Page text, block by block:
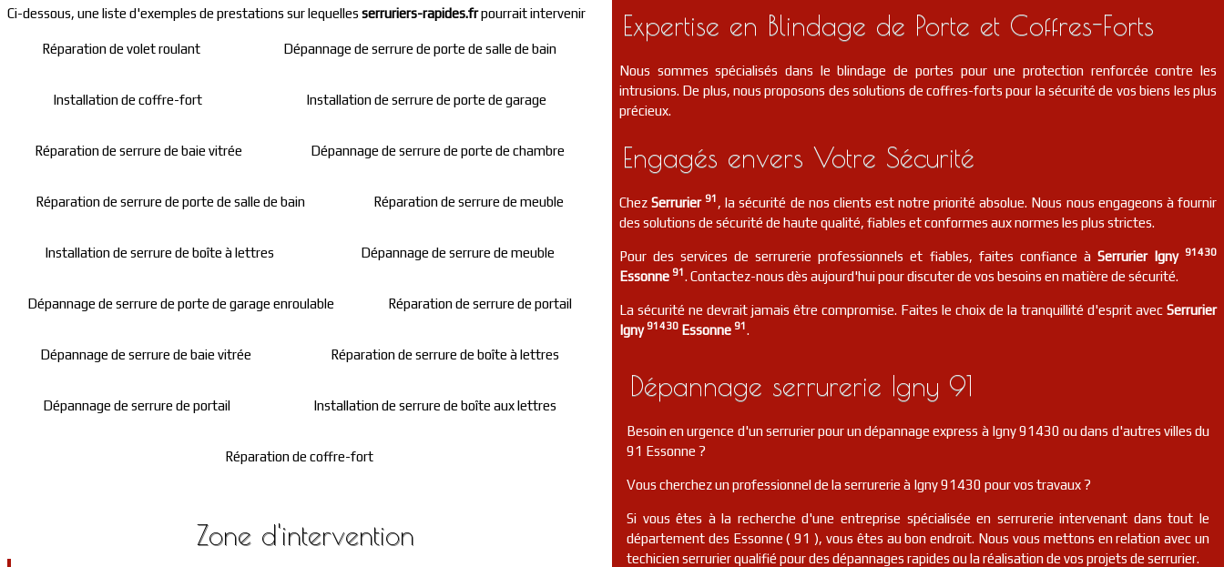
Ci-dessous, une liste d'exemples de prestations sur lequelles serruriers-rapides.frpourrait intervenir
Réparation de volet roulant Dépannage de serrure de porte de salle de bain
Installation de coffre-fort Installation de serrure de porte de garage
Réparation de serrure de baie vitrée Dépannage de serrure de porte de chambre
Réparation de serrure de porte de salle de bain Réparation de serrure de meuble
Installation de serrure de boîte à lettres Dépannage de serrure de meuble
Dépannage de serrure de porte de garage enroulable Réparation de serrure de portail
Dépannage de serrure de baie vitrée Réparation de serrure de boîte à lettres
Dépannage de serrure de portail Installation de serrure de boîte aux lettres
Réparation de coffre-fort
Zone d'intervention
Expertise en Blindage de Porte et Coffres-Forts
Nous sommes spécialisés dans le blindage de portes pour une protection renforcée contre les
intrusions. De plus, nous proposons des solutions de coffres-forts pour la sécurité de vos biens les plus
précieux.
Engagés envers Votre Sécurité
ChezSerrurier91 , la sécurité de nos clients est notre priorité absolue. Nous nous engageons à fournir
des solutions de sécurité de haute qualité, fiables et conformes aux normes les plus strictes.
Pour des services de serrurerie professionnels et fiables, faites confiance à Serrurier Igny 91430
Essonne 91. Contactez-nous dès aujourd'hui pour discuter de vos besoins en matière de sécurité.
La sécurité ne devrait jamais être compromise. Faites le choix de la tranquillité d'esprit avec Serrurier
Igny91430Essonne 91.
Dépannage serrurerie Igny 91
Besoin en urgence d'un serrurier pour un dépannage express à Igny 91430 ou dans d'autres villes du
91 Essonne ?
Vous cherchez un professionnel de la serrurerie à Igny 91430 pour vos travaux ?
Si vous êtes à la recherche d'une entreprise spécialisée en serrurerie intervenant dans tout le
département des Essonne ( 91 ), vous êtes au bon endroit. Nous vous mettons en relation avec un
techicien serrurier qualifié pour des dépannages rapides ou la réalisation de vos projets de serrurier.